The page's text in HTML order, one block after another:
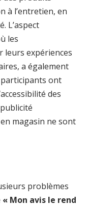
à l’entretien, en
L’aspect
les
leurs expériences
a également
ont
des
magasin ne sont
problèmes
« Mon avis le rend